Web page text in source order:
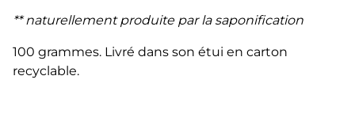
** naturellement produite par la saponification
100 grammes. Livré dans son étui en carton
recyclable.